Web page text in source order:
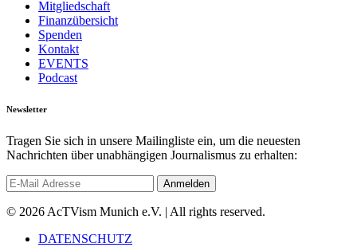
Mitgliedschaft
Finanzübersicht
Spenden
Kontakt
EVENTS
Podcast
Newsletter
Tragen Sie sich in unsere Mailingliste ein, um die neuesten
Nachrichten über unabhängigen Journalismus zu erhalten:
© 2026 AcTVism Munich e.V. | All rights reserved.
DATENSCHUTZ